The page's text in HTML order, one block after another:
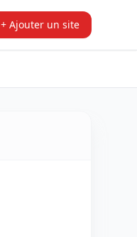
+ Ajouter un site